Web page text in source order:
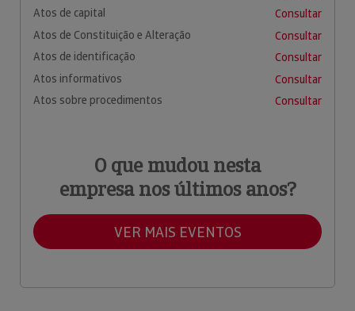
Atos de capital
Consultar
Atos de Constituição e Alteração
Consultar
Atos de identificação
Consultar
Atos informativos
Consultar
Atos sobre procedimentos
Consultar
O que mudou nesta
empresa nos últimos anos?
VER MAIS EVENTOS